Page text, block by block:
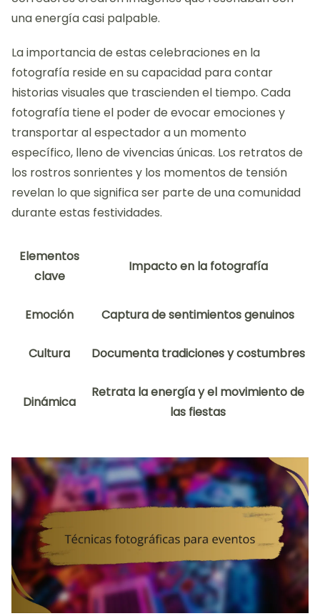
una energía casi palpable.
La importancia de estas celebraciones en la
fotografía reside en su capacidad para contar
historias visuales que trascienden el tiempo. Cada
fotografía tiene el poder de evocar emociones y
transportar al espectador a un momento
específico, lleno de vivencias únicas. Los retratos de
los rostros sonrientes y los momentos de tensión
revelan lo que significa ser parte de una comunidad
durante estas festividades.
Elementos
clave
Impacto en la fotografía
Emoción Captura de sentimientos genuinos
Cultura Documenta tradiciones y costumbres
Dinámica
Retrata la energía y el movimiento de
las fiestas